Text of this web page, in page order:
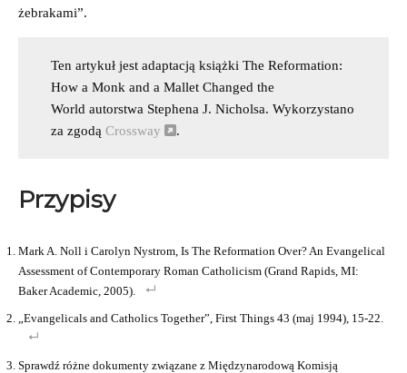
żebrakami”.
Ten artykuł jest adaptacją książki The Reformation:
How a Monk and a Mallet Changed the
World autorstwa Stephena J. Nicholsa. Wykorzystano
za zgodą Crossway .
Przypisy
Mark A. Noll i Carolyn Nystrom, Is The Reformation Over? An Evan­gelical
Assessment of Contemporary Roman Catholicism (Grand Rapids, MI:
Baker Academic, 2005).
„Evangelicals and Catholics Together”, First Things 43 (maj 1994), 15-22.
Sprawdź różne dokumenty związane z Międzynarodową Komisją